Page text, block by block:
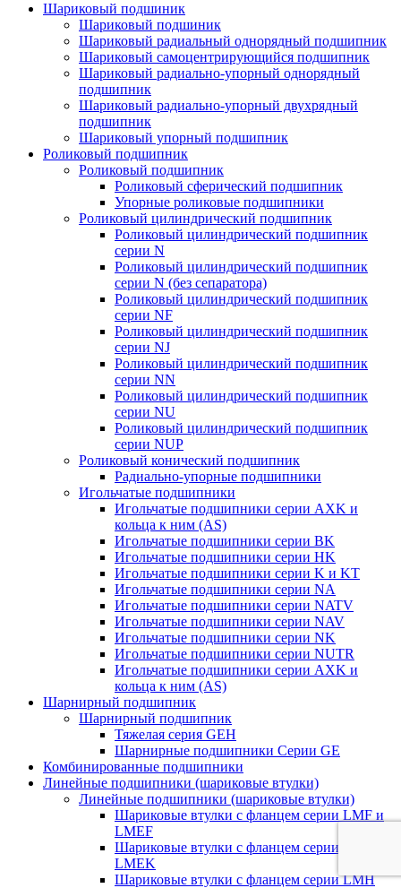
Шариковый подшиник
Шариковый подшиник
Шариковый радиальный однорядный подшипник
Шариковый самоцентрирующийся подшипник
Шариковый радиально-упорный однорядный
подшипник
Шариковый радиально-упорный двухрядный
подшипник
Шариковый упорный подшипник
Роликовый подшипник
Роликовый подшипник
Роликовый сферический подшипник
Упорные роликовые подшипники
Роликовый цилиндрический подшипник
Роликовый цилиндрический подшипник
серии N
Роликовый цилиндрический подшипник
серии N (без сепаратора)
Роликовый цилиндрический подшипник
серии NF
Роликовый цилиндрический подшипник
серии NJ
Роликовый цилиндрический подшипник
серии NN
Роликовый цилиндрический подшипник
серии NU
Роликовый цилиндрический подшипник
серии NUP
Роликовый конический подшипник
Радиально-упорные подшипники
Игольчатые подшипники
Игольчатые подшипники серии AXK и
кольца к ним (AS)
Игольчатые подшипники серии BK
Игольчатые подшипники серии HK
Игольчатые подшипники серии K и KT
Игольчатые подшипники серии NA
Игольчатые подшипники серии NATV
Игольчатые подшипники серии NAV
Игольчатые подшипники серии NK
Игольчатые подшипники серии NUTR
Игольчатые подшипники серии AXK и
кольца к ним (AS)
Шарнирный подшипник
Шарнирный подшипник
Тяжелая серия GEH
Шарнирные подшипники Серии GE
Комбинированные подшипники
Линейные подшипники (шариковые втулки)
Линейные подшипники (шариковые втулки)
Шариковые втулки с фланцем серии LMF и
LMEF
Шариковые втулки с фланцем серии LMK и
LMEK
Шариковые втулки с фланцем серии LMH